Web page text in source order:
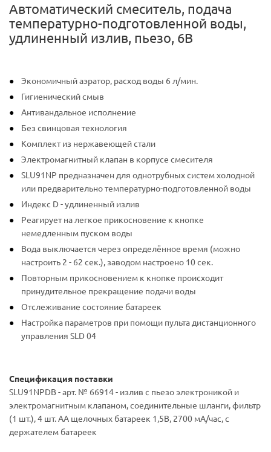
Автоматический смеситель, подача
температурно-подготовленной воды,
удлиненный излив, пьезо, 6В
Экономичный аэратор, расход воды 6 л/мин.
Гигиенический смыв
Антивандальное исполнение
Без свинцовая технология
Комплект из нержавеющей стали
Электромагнитный клапан в корпусе смесителя
SLU91NP предназначен для однотрубных систем холодной
или предварительно температурно-подготовленной воды
Индекс D - удлиненный излив
Реагирует на легкое прикосновение к кнопке
немедленным пуском воды
Вода выключается через определённое время (можно
настроить 2 - 62 сек.), заводом настроено 10 сек.
Повторным прикосновением к кнопке происходит
принудительное прекращение подачи воды
Отслеживание состояние батареек
Настройка параметров при помощи пульта дистанционного
управления SLD 04
Спецификация поставки
SLU91NPDB - арт. № 66914 - излив с пьезо электроникой и
электромагнитным клапаном, соединительные шланги, фильтр
(1 шт.), 4 шт. AA щелочных батареек 1,5В, 2700 мA/час, c
держателем батареек